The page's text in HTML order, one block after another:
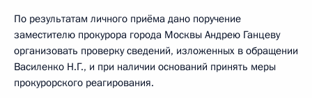
По результатам личного приёма дано поручение
заместителю прокурора города Москвы Андрею Ганцеву
организовать проверку сведений, изложенных в обращении
Василенко Н.Г., и при наличии оснований принять меры
прокурорского реагирования.